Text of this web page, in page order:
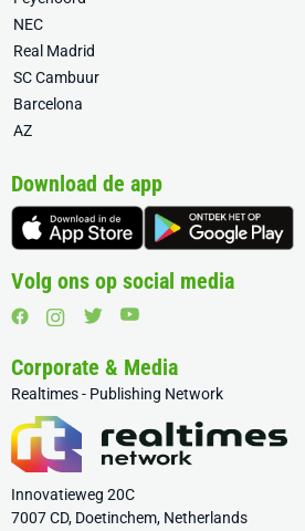
NEC
Real Madrid
SC Cambuur
Barcelona
AZ
Download de app
Volg ons op social media
Corporate & Media
Realtimes - Publishing Network
Innovatieweg 20C
7007 CD, Doetinchem, Netherlands